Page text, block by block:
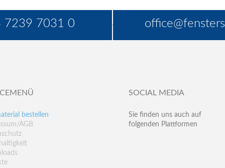
7239 7031 0
bestellen
AGB
SOCIAL MEDIA
Sie finden uns auch auf
folgenden Plattformen